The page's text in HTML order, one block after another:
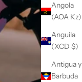
Angola
(AOA Kz)
Anguila
(XCD $)
Antigua y
Barbuda